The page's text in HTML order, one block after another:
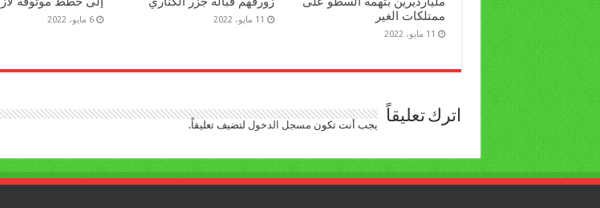
ممتلكات الغير
11 مايو، 2022
11 مايو، 2022 6 مايو، 2022
اترك تعليقاً يجب أنت تكون مسجل الدخول لتضيف تعليقاً.